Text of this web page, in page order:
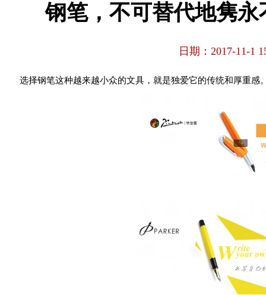
钢笔，不可替代地隽
日期：2017-11-1
选择钢笔这种越来越小众的文具，就是独爱它的传统和厚重